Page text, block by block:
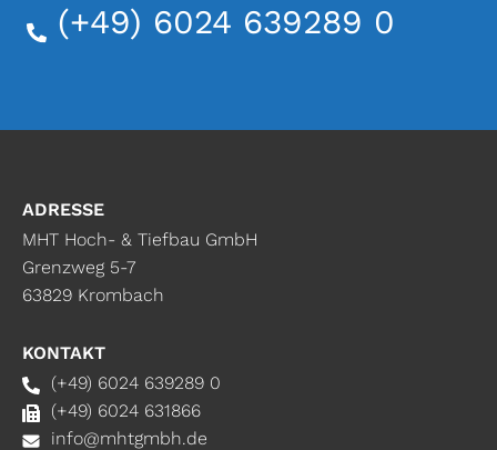
(+49) 6024 639289 0
ADRESSE
MHT Hoch- & Tiefbau GmbH
Grenzweg 5-7
63829 Krombach
KONTAKT
(+49) 6024 639289 0
(+49) 6024 631866
info@mhtgmbh.de